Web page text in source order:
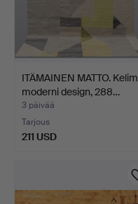
ITÄMAINEN MATTO. Kelim
moderni design, 288…
3 päivää
Tarjous
211 USD